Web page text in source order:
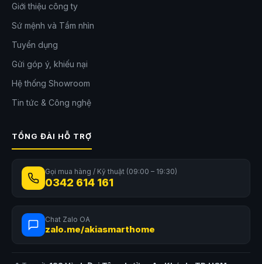
Giới thiệu công ty
Sứ mệnh và Tầm nhìn
Tuyển dụng
Gửi góp ý, khiếu nại
Hệ thống Showroom
Tin tức & Công nghệ
TỔNG ĐÀI HỖ TRỢ
Gọi mua hàng / Kỹ thuật (09:00 – 19:30)
0342 614 161
Chat Zalo OA
zalo.me/akiasmarthome